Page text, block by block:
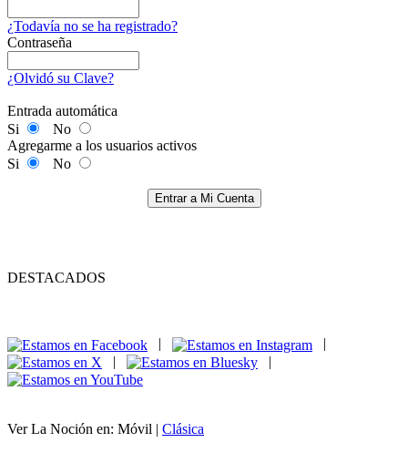
¿Todavía no se ha registrado?
Contraseña
¿Olvidó su Clave?
Entrada automática
Si
No
Agregarme a los usuarios activos
Si
No
Entrar a Mi Cuenta
DESTACADOS
|
|
|
|
Ver La Noción en: Móvil | Clásica